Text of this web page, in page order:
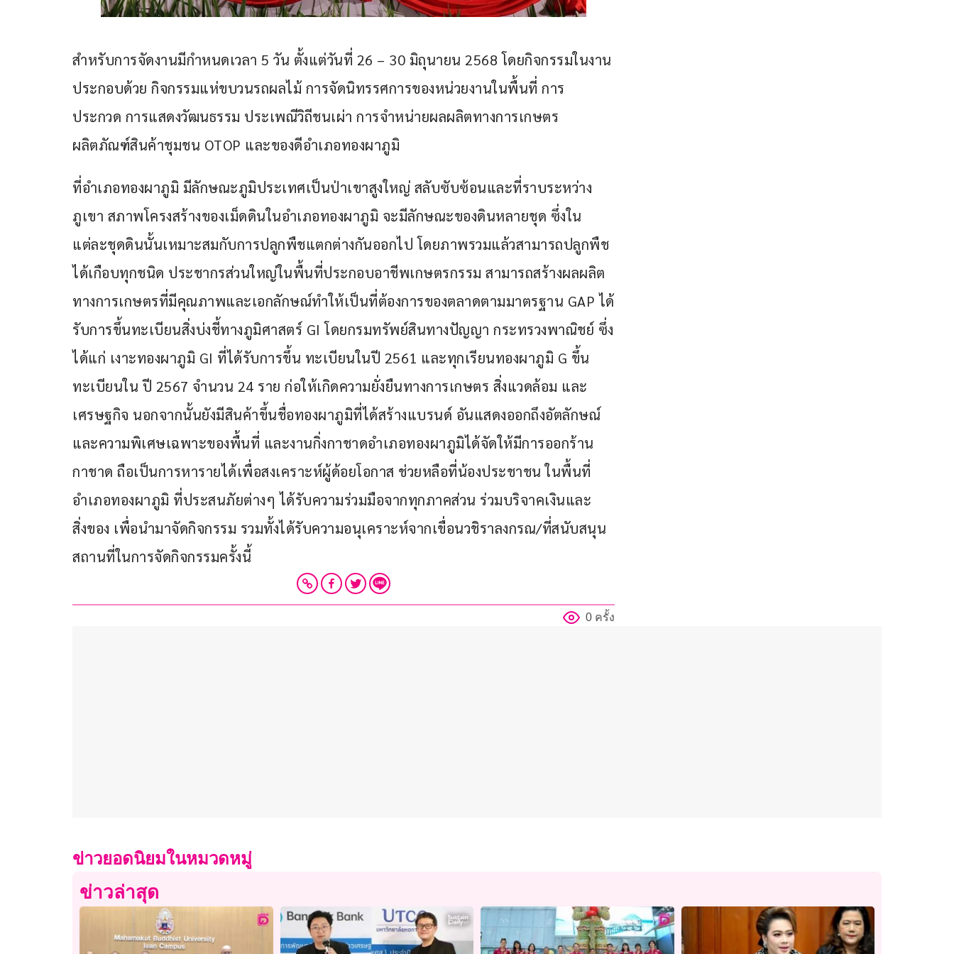
สำหรับการจัดงานมีกำหนดเวลา 5 วัน ตั้งแต่วันที่ 26 – 30 มิถุนายน 2568 โดยกิจกรรมในงาน
ประกอบด้วย กิจกรรมแห่ขบวนรถผลไม้ การจัดนิทรรศการของหน่วยงานในพื้นที่ การ
ประกวด การแสดงวัฒนธรรม ประเพณีวิถีชนเผ่า การจำหน่ายผลผลิตทางการเกษตร
ผลิตภัณฑ์สินค้าชุมชน OTOP และของดีอำเภอทองผาภูมิ
ที่อำเภอทองผาภูมิ มีลักษณะภูมิประเทศเป็นป่าเขาสูงใหญ่ สลับซับซ้อนและที่ราบระหว่าง
ภูเขา สภาพโครงสร้างของเม็ดดินในอำเภอทองผาภูมิ จะมีลักษณะของดินหลายชุด ซึ่งใน
แต่ละชุดดินนั้นเหมาะสมกับการปลูกพืชแตกต่างกันออกไป โดยภาพรวมแล้วสามารถปลูกพืช
ได้เกือบทุกชนิด ประชากรส่วนใหญ่ในพื้นที่ประกอบอาชีพเกษตรกรรม สามารถสร้างผลผลิต
ทางการเกษตรที่มีคุณภาพและเอกลักษณ์ทำให้เป็นที่ต้องการของตลาดตามมาตรฐาน GAP ได้
รับการขึ้นทะเบียนสิ่งบ่งชี้ทางภูมิศาสตร์ GI โดยกรมทรัพย์สินทางปัญญา กระทรวงพาณิชย์ ซึ่ง
ได้แก่ เงาะทองผาภูมิ GI ที่ได้รับการขึ้น ทะเบียนในปี 2561 และทุกเรียนทองผาภูมิ G ขึ้น
ทะเบียนใน ปี 2567 จำนวน 24 ราย ก่อให้เกิดความยั่งยืนทางการเกษตร สิ่งแวดล้อม และ
เศรษฐกิจ นอกจากนั้นยังมีสินค้าขึ้นชื่อทองผาภูมิที่ได้สร้างแบรนด์ อันแสดงออกถึงอัตลักษณ์
และความพิเศษเฉพาะของพื้นที่ และงานกิ่งกาชาดอำเภอทองผาภูมิได้จัดให้มีการออกร้าน
กาชาด ถือเป็นการหารายได้เพื่อสงเคราะห์ผู้ด้อยโอกาส ช่วยหลือที่น้องประชาชน ในพื้นที่
อำเภอทองผาภูมิ ที่ประสนภัยต่างๆ ได้รับความร่วมมือจากทุกภาคส่วน ร่วมบริจาคเงินและ
สิ่งของ เพื่อนำมาจัดกิจกรรม รวมทั้งได้รับความอนุเคราะห์จากเขื่อนวชิราลงกรณ/ที่สนับสนุน
สถานที่ในการจัดกิจกรรมครั้งนี้
0 ครั้ง
ข่าวยอดนิยมในหมวดหมู่
ข่าวล่าสุด